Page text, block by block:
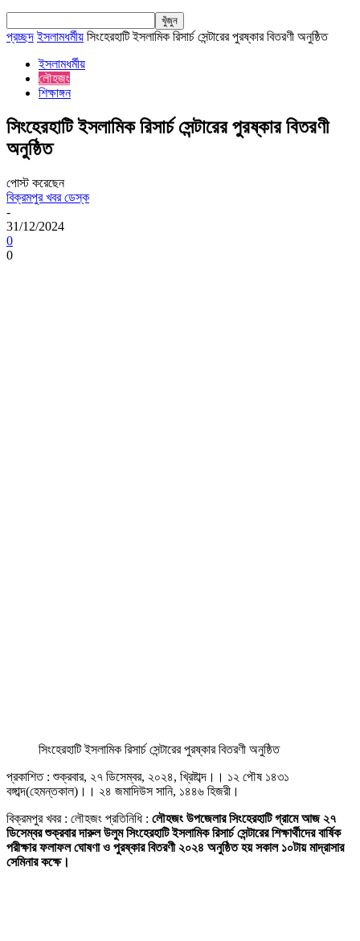
প্রচ্ছদ ইসলামধর্মীয় সিংহেরহাটি ইসলামিক রিসার্চ সেন্টারের পুরষ্কার বিতরণী অনুষ্ঠিত
ইসলামধর্মীয়
লৌহজং
শিক্ষাঙ্গন
সিংহেরহাটি ইসলামিক রিসার্চ সেন্টারের পুরষ্কার বিতরণী
অনুষ্ঠিত
পোস্ট করেছেন
বিক্রমপুর খবর ডেস্ক
-
31/12/2024
0
0
সিংহেরহাটি ইসলামিক রিসার্চ সেন্টারের পুরষ্কার বিতরণী অনুষ্ঠিত
প্রকাশিত : শুক্রবার, ২৭ ডিসেম্বর, ২০২৪, খ্রিষ্টাব্দ।। ১২ পৌষ ১৪৩১
বঙ্গাব্দ(হেমন্তকাল)।। ২৪ জমাদিউস সানি, ১৪৪৬ হিজরী।
বিক্রমপুর খবর : লৌহজং প্রতিনিধি : লৌহজং উপজেলার সিংহেরহাটি গ্রামে আজ ২৭
ডিসেম্বর শুক্রবার দারুল উলুম সিংহেরহাটি ইসলামিক রিসার্চ সেন্টারের শিক্ষার্থীদের বার্ষিক
পরীক্ষার ফলাফল ঘোষণা ও পুরষ্কার বিতরণী ২০২৪ অনুষ্ঠিত হয় সকাল ১০টায় মাদ্রাসার
সেমিনার কক্ষে।